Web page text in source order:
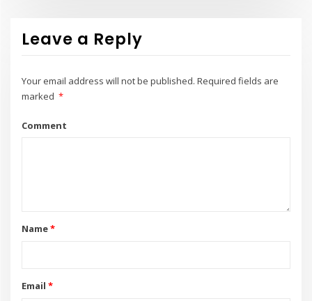
Leave a Reply
Your email address will not be published. Required fields are
marked *
Comment
Name*
Email *